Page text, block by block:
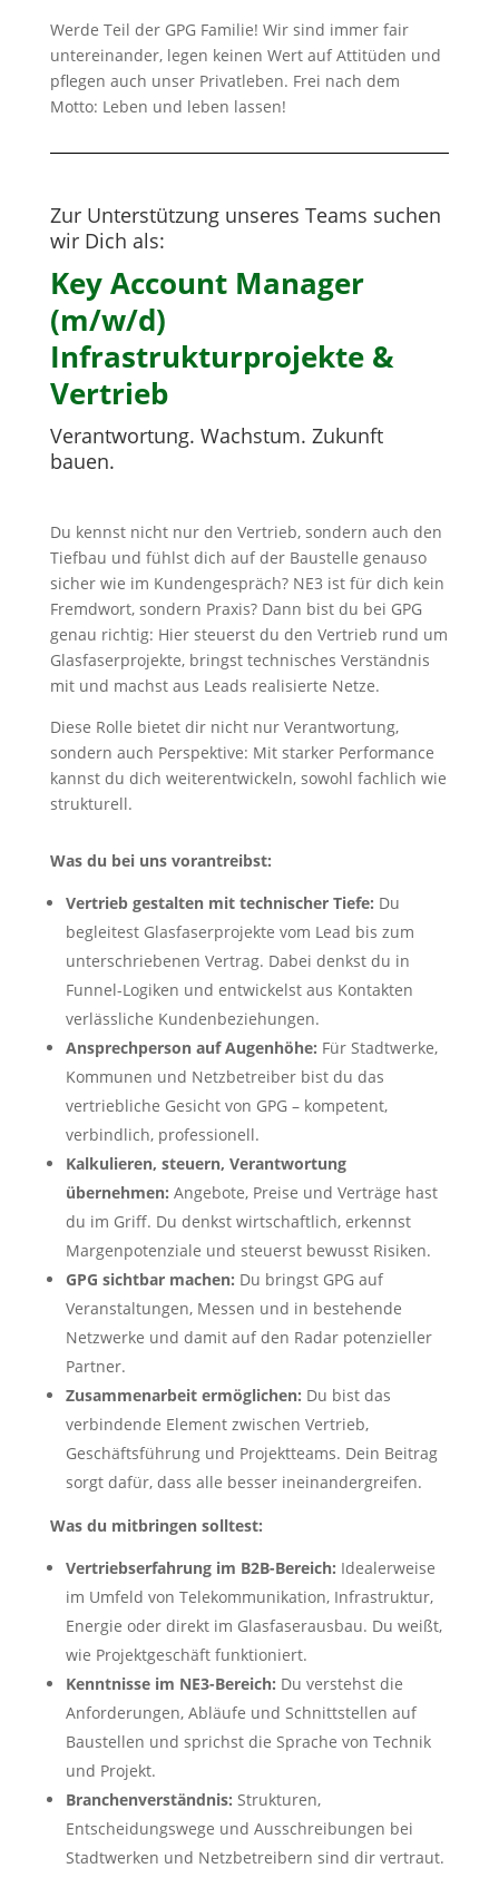
Werde Teil der GPG Familie! Wir sind immer fair
untereinander, legen keinen Wert auf Attitüden und
pflegen auch unser Privatleben. Frei nach dem
Motto: Leben und leben lassen!
Zur Unterstützung unseres Teams suchen
wir Dich als:
Key Account Manager
(m/w/d)
Infrastrukturprojekte &
Vertrieb
Verantwortung. Wachstum. Zukunft
bauen.
Du kennst nicht nur den Vertrieb, sondern auch den
Tiefbau und fühlst dich auf der Baustelle genauso
sicher wie im Kundengespräch? NE3 ist für dich kein
Fremdwort, sondern Praxis? Dann bist du bei GPG
genau richtig: Hier steuerst du den Vertrieb rund um
Glasfaserprojekte, bringst technisches Verständnis
mit und machst aus Leads realisierte Netze.
Diese Rolle bietet dir nicht nur Verantwortung,
sondern auch Perspektive: Mit starker Performance
kannst du dich weiterentwickeln, sowohl fachlich wie
strukturell.
Was du bei uns vorantreibst:
Vertrieb gestalten mit technischer Tiefe: Du
begleitest Glasfaserprojekte vom Lead bis zum
unterschriebenen Vertrag. Dabei denkst du in
Funnel-Logiken und entwickelst aus Kontakten
verlässliche Kundenbeziehungen.
Ansprechperson auf Augenhöhe: Für Stadtwerke,
Kommunen und Netzbetreiber bist du das
vertriebliche Gesicht von GPG – kompetent,
verbindlich, professionell.
Kalkulieren, steuern, Verantwortung
übernehmen: Angebote, Preise und Verträge hast
du im Griff. Du denkst wirtschaftlich, erkennst
Margenpotenziale und steuerst bewusst Risiken.
GPG sichtbar machen: Du bringst GPG auf
Veranstaltungen, Messen und in bestehende
Netzwerke und damit auf den Radar potenzieller
Partner.
Zusammenarbeit ermöglichen: Du bist das
verbindende Element zwischen Vertrieb,
Geschäftsführung und Projektteams. Dein Beitrag
sorgt dafür, dass alle besser ineinandergreifen.
Was du mitbringen solltest:
Vertriebserfahrung im B2B-Bereich: Idealerweise
im Umfeld von Telekommunikation, Infrastruktur,
Energie oder direkt im Glasfaserausbau. Du weißt,
wie Projektgeschäft funktioniert.
Kenntnisse im NE3-Bereich: Du verstehst die
Anforderungen, Abläufe und Schnittstellen auf
Baustellen und sprichst die Sprache von Technik
und Projekt.
Branchenverständnis: Strukturen,
Entscheidungswege und Ausschreibungen bei
Stadtwerken und Netzbetreibern sind dir vertraut.